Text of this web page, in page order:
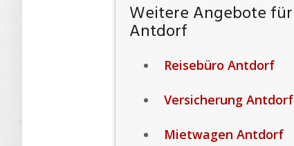
Weitere Angebote für
Antdorf
Reisebüro Antdorf
Versicherung Antdorf
Mietwagen Antdorf